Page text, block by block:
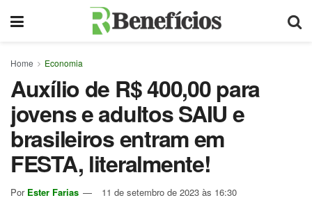
Home Economia
Auxílio de R$ 400,00 para
jovens e adultos SAIU e
brasileiros entram em
FESTA, literalmente!
Por Ester Farias 11 de setembro de 2023 às 16:30